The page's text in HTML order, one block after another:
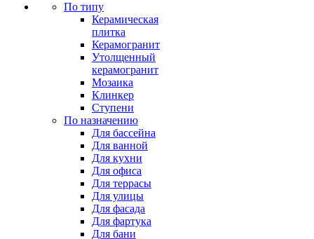
По типу
Керамическая
плитка
Керамогранит
Утолщенный
керамогранит
Мозаика
Клинкер
Ступени
По назначению
Для бассейна
Для ванной
Для кухни
Для офиса
Для террасы
Для улицы
Для фасада
Для фартука
Для бани